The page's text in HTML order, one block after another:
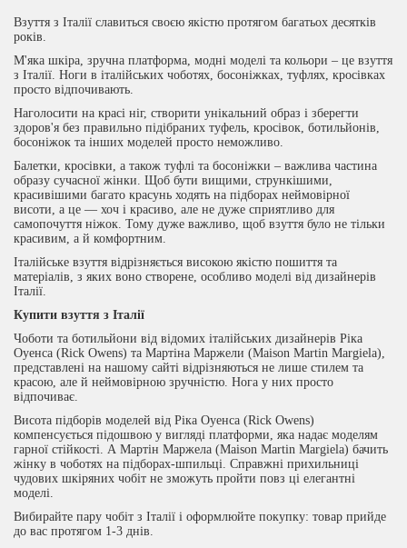
Взуття з Італії славиться своєю якістю протягом багатьох десятків
років.
М'яка шкіра, зручна платформа, модні моделі та кольори – це взуття
з Італії. Ноги в італійських чоботях, босоніжках, туфлях, кросівках
просто відпочивають.
Наголосити на красі ніг, створити унікальний образ і зберегти
здоров'я без правильно підібраних туфель, кросівок, ботильйонів,
босоніжок та інших моделей просто неможливо.
Балетки, кросівки, а також туфлі та босоніжки – важлива частина
образу сучасної жінки. Щоб бути вищими, стрункішими,
красивішими багато красунь ходять на підборах неймовірної
висоти, а це — хоч і красиво, але не дуже сприятливо для
самопочуття ніжок. Тому дуже важливо, щоб взуття було не тільки
красивим, а й комфортним.
Італійське взуття відрізняється високою якістю пошиття та
матеріалів, з яких воно створене, особливо моделі від дизайнерів
Італії.
Купити взуття з Італії
Чоботи та ботильйони від відомих італійських дизайнерів Ріка
Оуенса (Rick Owens) та Мартіна Маржели (Maison Martin Margiela),
представлені на нашому сайті відрізняються не лише стилем та
красою, але й неймовірною зручністю. Нога у них просто
відпочиває.
Висота підборів моделей від Ріка Оуенса (Rick Owens)
компенсується підошвою у вигляді платформи, яка надає моделям
гарної стійкості. А Мартін Маржела (Maison Martin Margiela) бачить
жінку в чоботях на підборах-шпильці. Справжні прихильниці
чудових шкіряних чобіт не зможуть пройти повз ці елегантні
моделі.
Вибирайте пару чобіт з Італії і оформлюйте покупку: товар прийде
до вас протягом 1-3 днів.